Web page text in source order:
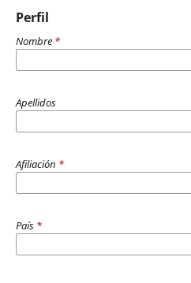
Perfil
Nombre *
Apellidos
Afiliación *
País *